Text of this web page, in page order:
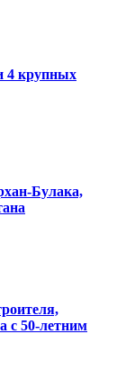
4 крупных
Булака,
с 50-летним